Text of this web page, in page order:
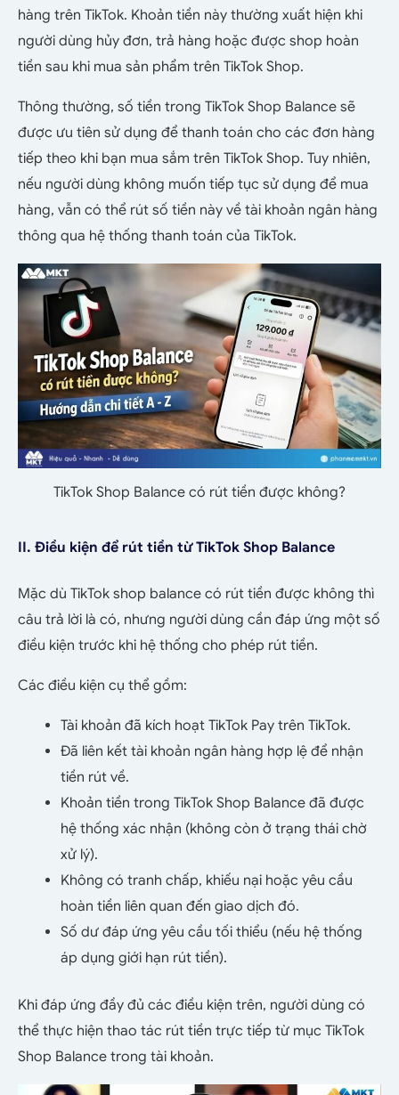
hàng trên TikTok. Khoản tiền này thường xuất hiện khi
người dùng hủy đơn, trả hàng hoặc được shop hoàn
tiền sau khi mua sản phẩm trên TikTok Shop.
Thông thường, số tiền trong TikTok Shop Balance sẽ
được ưu tiên sử dụng để thanh toán cho các đơn hàng
tiếp theo khi bạn mua sắm trên TikTok Shop. Tuy nhiên,
nếu người dùng không muốn tiếp tục sử dụng để mua
hàng, vẫn có thể rút số tiền này về tài khoản ngân hàng
thông qua hệ thống thanh toán của TikTok.
TikTok Shop Balance có rút tiền được không?
II. Điều kiện để rút tiền từ TikTok Shop Balance
Mặc dù TikTok shop balance có rút tiền được không thì
câu trả lời là có, nhưng người dùng cần đáp ứng một số
điều kiện trước khi hệ thống cho phép rút tiền.
Các điều kiện cụ thể gồm:
Tài khoản đã kích hoạt TikTok Pay trên TikTok.
Đã liên kết tài khoản ngân hàng hợp lệ để nhận
tiền rút về.
Khoản tiền trong TikTok Shop Balance đã được
hệ thống xác nhận (không còn ở trạng thái chờ
xử lý).
Không có tranh chấp, khiếu nại hoặc yêu cầu
hoàn tiền liên quan đến giao dịch đó.
Số dư đáp ứng yêu cầu tối thiểu (nếu hệ thống
áp dụng giới hạn rút tiền).
Khi đáp ứng đầy đủ các điều kiện trên, người dùng có
thể thực hiện thao tác rút tiền trực tiếp từ mục TikTok
Shop Balance trong tài khoản.